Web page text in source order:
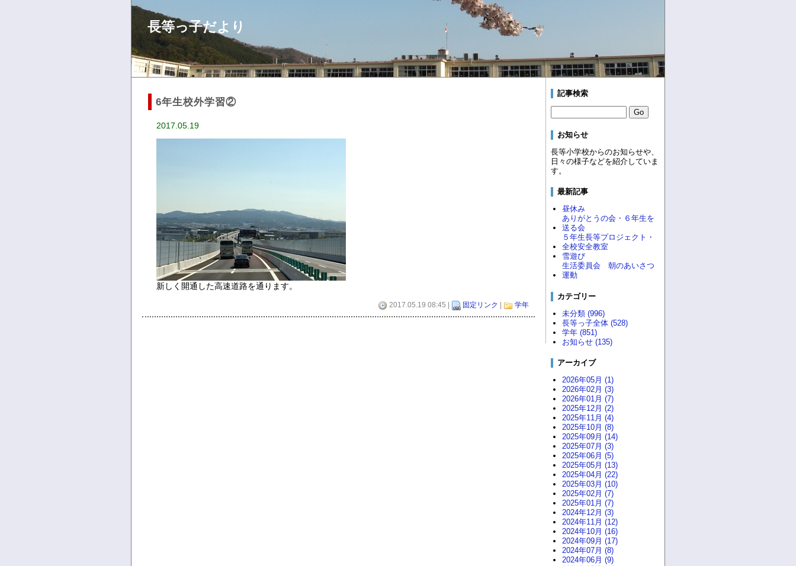
長等っ子だより
6年生校外学習②
2017.05.19
新しく開通した高速道路を通ります。
2017.05.19 08:45 | 固定リンク 学年
記事検索
お知らせ
長等小学校からのお知らせや、
日々の様子などを紹介していま
す。
最新記事
昼休み
ありがとうの会・６年生を
送る会
５年生長等プロジェクト・
全校安全教室
雪遊び
生活委員会 朝のあいさつ
運動
カテゴリー
未分類 (996)
長等っ子全体 (528)
学年 (851)
お知らせ (135)
アーカイブ
2026年05月 (1)
2026年02月 (3)
2026年01月 (7)
2025年12月 (2)
2025年11月 (4)
2025年10月 (8)
2025年09月 (14)
2025年07月 (3)
2025年06月 (5)
2025年05月 (13)
2025年04月 (22)
2025年03月 (10)
2025年02月 (7)
2025年01月 (7)
2024年12月 (3)
2024年11月 (12)
2024年10月 (16)
2024年09月 (17)
2024年07月 (8)
2024年06月 (9)